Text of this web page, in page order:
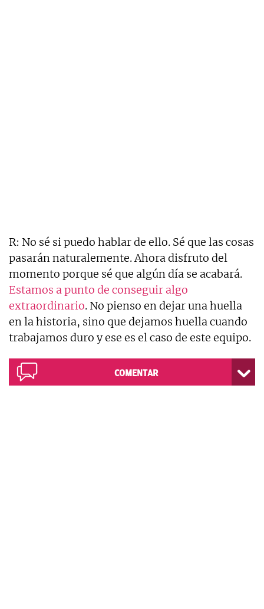
R: No sé si puedo hablar de ello. Sé que las cosas
pasarán naturalemente. Ahora disfruto del
momento porque sé que algún día se acabará.
Estamos a punto de conseguir algo
extraordinario. No pienso en dejar una huella
en la historia, sino que dejamos huella cuando
trabajamos duro y ese es el caso de este equipo.
COMENTAR